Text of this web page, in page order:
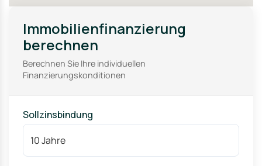
Immobilienfinanzierung
berechnen
Berechnen Sie Ihre individuellen
Finanzierungskonditionen
Sollzinsbindung